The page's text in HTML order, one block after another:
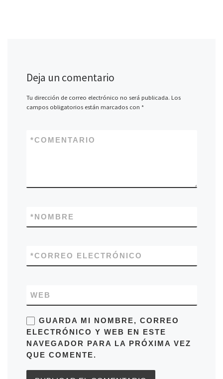
Deja un comentario
Tu dirección de correo electrónico no será publicada. Los
campos obligatorios están marcados con *
COMENTARIO
*
NOMBRE
*
CORREO ELECTRÓNICO
*
WEB
GUARDA MI NOMBRE, CORREO
ELECTRÓNICO Y WEB EN ESTE
NAVEGADOR PARA LA PRÓXIMA VEZ
QUE COMENTE.